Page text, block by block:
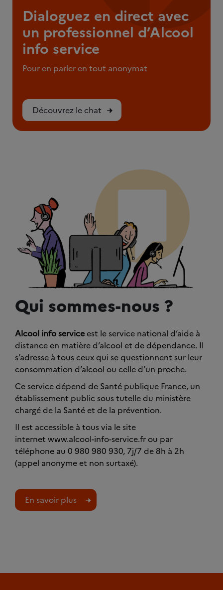
Dialoguez en direct avec
un professionnel d’Alcool
info service
Pour en parler en tout anonymat
Découvrez le chat
Qui sommes-nous ?
Alcool info service est le service national d’aide à
distance en matière d’alcool et de dépendance. Il
s’adresse à tous ceux qui se questionnent sur leur
consommation d’alcool ou celle d’un proche.
Ce service dépend de Santé publique France, un
établissement public sous tutelle du ministère
chargé de la Santé et de la prévention.
Il est accessible à tous via le site
internet www.alcool-info-service.fr ou par
téléphone au 0 980 980 930, 7j/7 de 8h à 2h
(appel anonyme et non surtaxé).
En savoir plus